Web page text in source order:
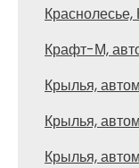
Краснолесье,
Крафт-М,
Крылья,
Крылья,
Крылья,